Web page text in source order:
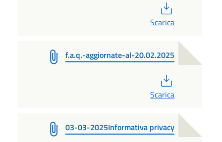
Scarica
f.a.q.-aggiornate-al-20.02.2025
Scarica
03-03-2025Informativa privacy